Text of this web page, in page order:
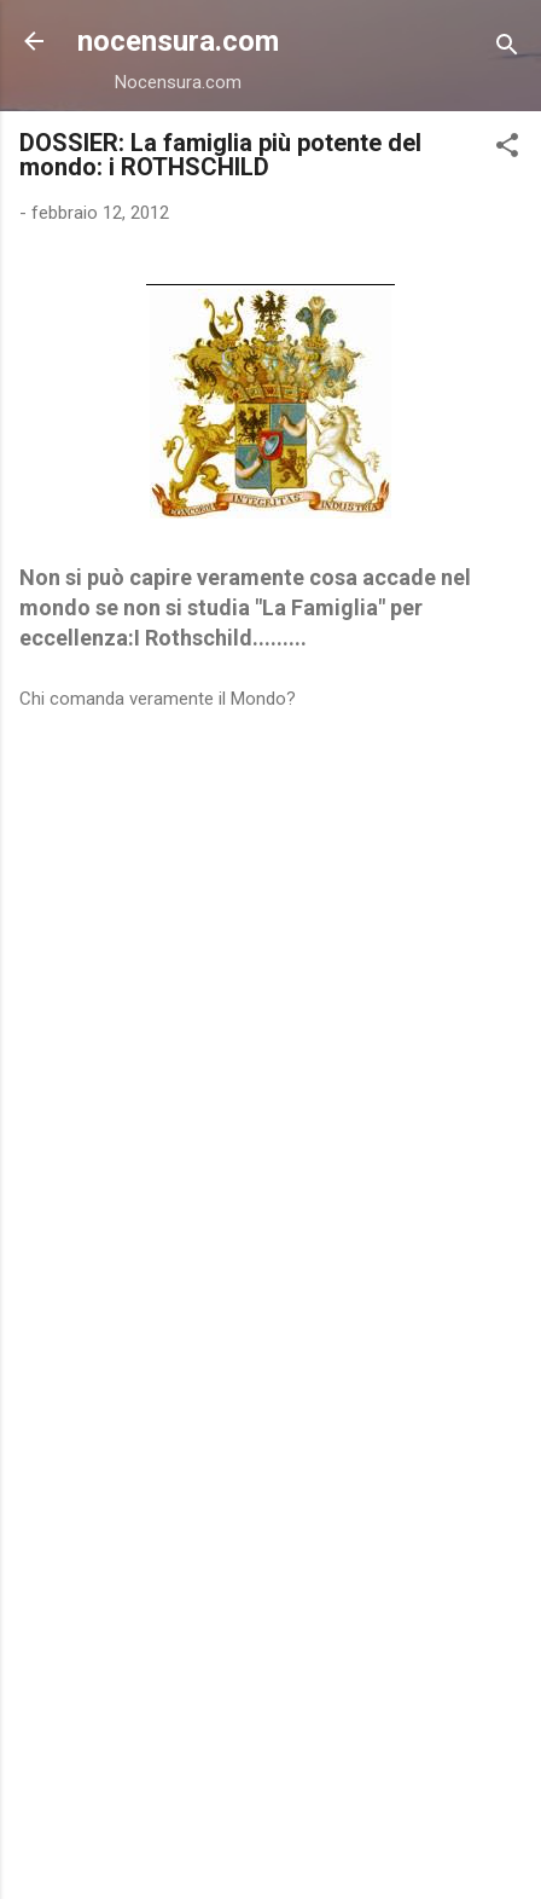
Passa ai contenuti principali
nocensura.com
Nocensura.com
DOSSIER: La famiglia più potente del
mondo: i ROTHSCHILD
- febbraio 12, 2012
Non si può capire veramente cosa accade nel
mondo se non si studia "La Famiglia" per
eccellenza:I Rothschild.........
Chi comanda veramente il Mondo?